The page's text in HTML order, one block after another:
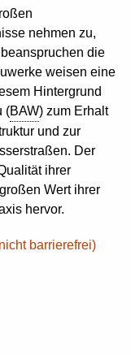
nehmen zu,
die
weisen eine
Hintergrund
(BAW) zum Erhalt
und zur
Der
ihrer
Wert ihrer
hervor.
barrierefrei)